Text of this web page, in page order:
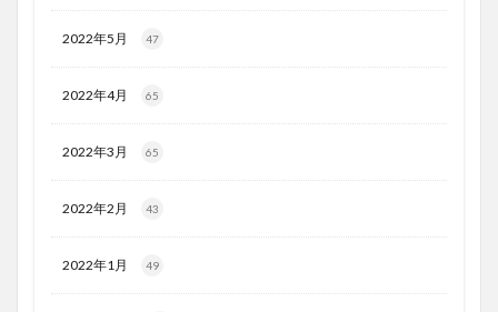
2022年5月 47
2022年4月 65
2022年3月 65
2022年2月 43
2022年1月 49